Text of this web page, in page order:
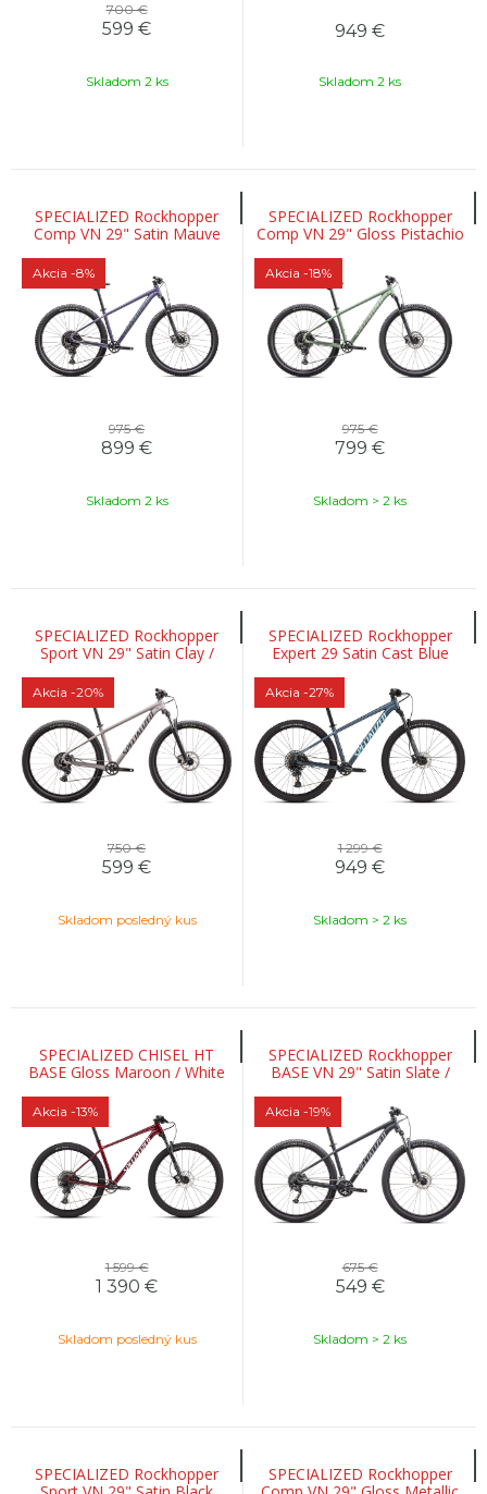
700 €
599 €
Skladom 2 ks
949 €
Skladom 2 ks
SPECIALIZED Rockhopper
Comp VN 29" Satin Mauve
Metalic / Fjord Metalic
Akcia -8%
975 €
899 €
Skladom 2 ks
SPECIALIZED Rockhopper
Comp VN 29" Gloss Pistachio
Akcia -18%
975 €
799 €
Skladom > 2 ks
SPECIALIZED Rockhopper
Sport VN 29" Satin Clay /
Akcia -20%
750 €
599 €
Skladom posledný kus
SPECIALIZED Rockhopper
Expert 29 Satin Cast Blue
Metallic / Gloss Astral Blue
Akcia -27%
1 299 €
949 €
Skladom > 2 ks
SPECIALIZED CHISEL HT
BASE Gloss Maroon / White
Akcia -13%
1 599 €
1 390 €
Skladom posledný kus
SPECIALIZED Rockhopper
BASE VN 29" Satin Slate /
Akcia -19%
675 €
549 €
Skladom > 2 ks
SPECIALIZED Rockhopper
SPECIALIZED Rockhopper